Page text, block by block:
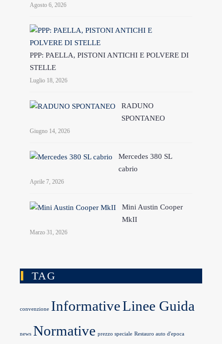
Agosto 6, 2026
PPP: PAELLA, PISTONI ANTICHI E POLVERE DI
STELLE
Luglio 18, 2026
RADUNO
SPONTANEO
Giugno 14, 2026
Mercedes 380 SL
cabrio
Aprile 7, 2026
Mini Austin Cooper
MkII
Marzo 31, 2026
TAG
convenzione InformativeLinee Guida
news Normative prezzo speciale Restauro auto d'epoca